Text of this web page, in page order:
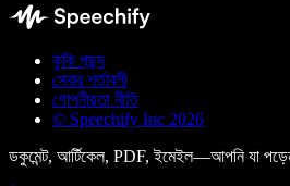
কুকি পছন্দ
সেবার শর্তাবলী
গোপনীয়তা নীতি
© Speechify Inc 2026
ডকুমেন্ট, আর্টিকেল, PDF, ইমেইল—আপনি যা